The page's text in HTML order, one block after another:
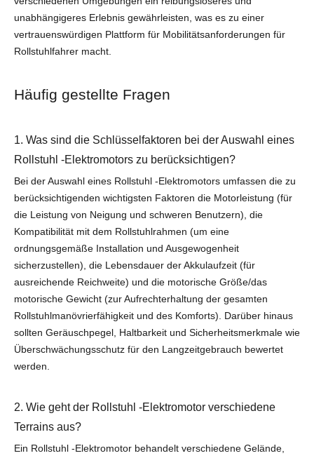
unabhängigeres Erlebnis gewährleisten, was es zu einer
vertrauenswürdigen Plattform für Mobilitätsanforderungen für
Rollstuhlfahrer macht.
Häufig gestellte Fragen
1. Was sind die Schlüsselfaktoren bei der Auswahl eines
Rollstuhl -Elektromotors zu berücksichtigen?
Bei der Auswahl eines Rollstuhl -Elektromotors umfassen die zu
berücksichtigenden wichtigsten Faktoren die Motorleistung (für
die Leistung von Neigung und schweren Benutzern), die
Kompatibilität mit dem Rollstuhlrahmen (um eine
ordnungsgemäße Installation und Ausgewogenheit
sicherzustellen), die Lebensdauer der Akkulaufzeit (für
ausreichende Reichweite) und die motorische Größe/das
motorische Gewicht (zur Aufrechterhaltung der gesamten
Rollstuhlmanövrierfähigkeit und des Komforts). Darüber hinaus
sollten Geräuschpegel, Haltbarkeit und Sicherheitsmerkmale wie
Überschwächungsschutz für den Langzeitgebrauch bewertet
werden.
2. Wie geht der Rollstuhl -Elektromotor verschiedene
Terrains aus?
Ein Rollstuhl -Elektromotor behandelt verschiedene Gelände,